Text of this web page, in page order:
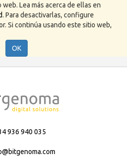
Lea más acerca de ellas en
. Para desactivarlas, configure
Si continúa usando este sitio web,
OK
936 940 035